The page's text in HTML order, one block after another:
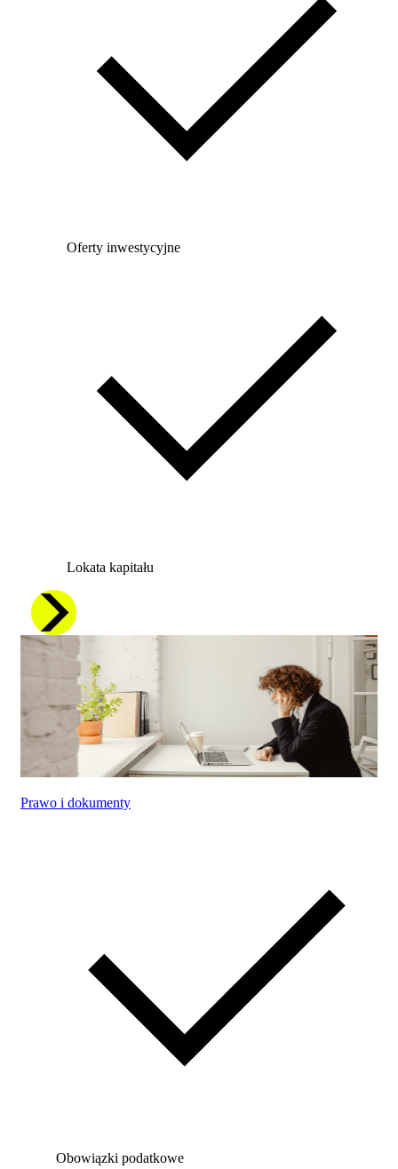
Oferty inwestycyjne
Lokata kapitału
Prawo i dokumenty
Obowiązki podatkowe